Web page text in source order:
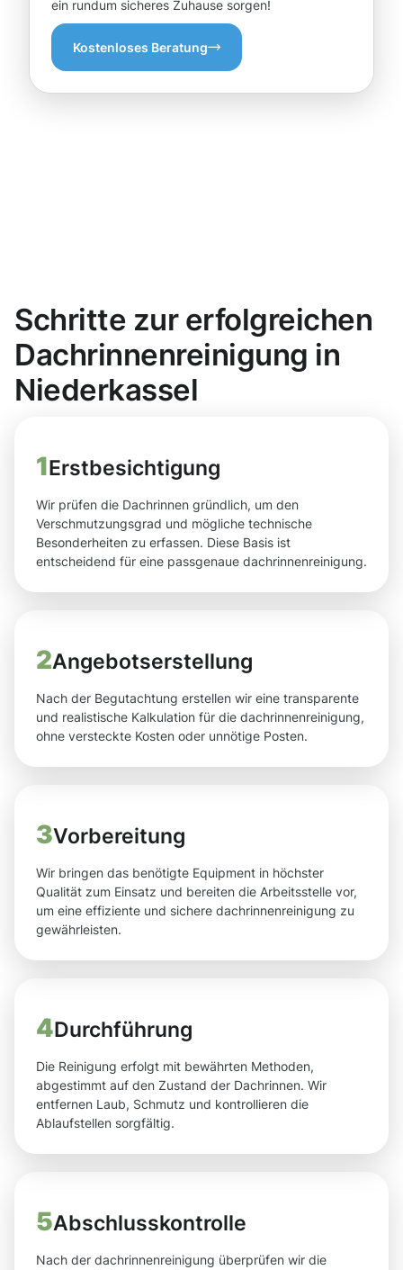
ein rundum sicheres Zuhause sorgen!
Kostenloses Beratung
Schritte zur erfolgreichen
Dachrinnenreinigung in
Niederkassel
1Erstbesichtigung
Wir prüfen die Dachrinnen gründlich, um den
Verschmutzungsgrad und mögliche technische
Besonderheiten zu erfassen. Diese Basis ist
entscheidend für eine passgenaue dachrinnenreinigung.
2Angebotserstellung
Nach der Begutachtung erstellen wir eine transparente
und realistische Kalkulation für die dachrinnenreinigung,
ohne versteckte Kosten oder unnötige Posten.
3Vorbereitung
Wir bringen das benötigte Equipment in höchster
Qualität zum Einsatz und bereiten die Arbeitsstelle vor,
um eine effiziente und sichere dachrinnenreinigung zu
gewährleisten.
4Durchführung
Die Reinigung erfolgt mit bewährten Methoden,
abgestimmt auf den Zustand der Dachrinnen. Wir
entfernen Laub, Schmutz und kontrollieren die
Ablaufstellen sorgfältig.
5Abschlusskontrolle
Nach der dachrinnenreinigung überprüfen wir die